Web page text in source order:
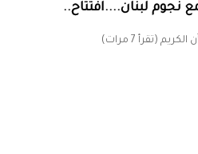
نجوم لبنان....افتتاح..